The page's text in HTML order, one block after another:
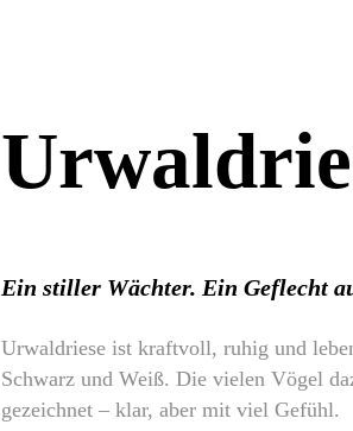
Ein stiller Wächter. Ein Geflecht
Urwaldriese ist kraftvoll, ruhig und
Schwarz und Weiß. Die vielen Vögel
gezeichnet – klar, aber mit viel Gefühl.